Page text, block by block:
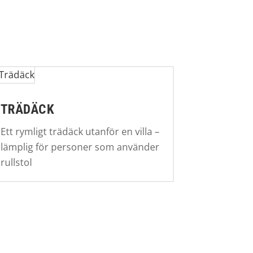
TRÄDÄCK
Ett rymligt trädäck utanför en villa –
lämplig för personer som använder
rullstol